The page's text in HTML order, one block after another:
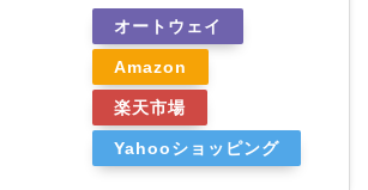
オートウェイ
Amazon
楽天市場
Yahooショッピング